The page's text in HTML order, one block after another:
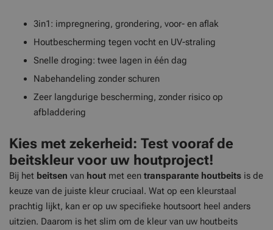
3in1: impregnering, grondering, voor- en aflak
Houtbescherming tegen vocht en UV-straling
Snelle droging: twee lagen in één dag
Nabehandeling zonder schuren
Zeer langdurige bescherming, zonder risico op
afbladdering
Kies met zekerheid: Test vooraf de
beitskleur voor uw houtproject!
Bij het beitsen van hout met een transparante houtbeits is de
keuze van de juiste kleur cruciaal. Wat op een kleurstaal
prachtig lijkt, kan er op uw specifieke houtsoort heel anders
uitzien. Daarom is het slim om de kleur van uw houtbeits